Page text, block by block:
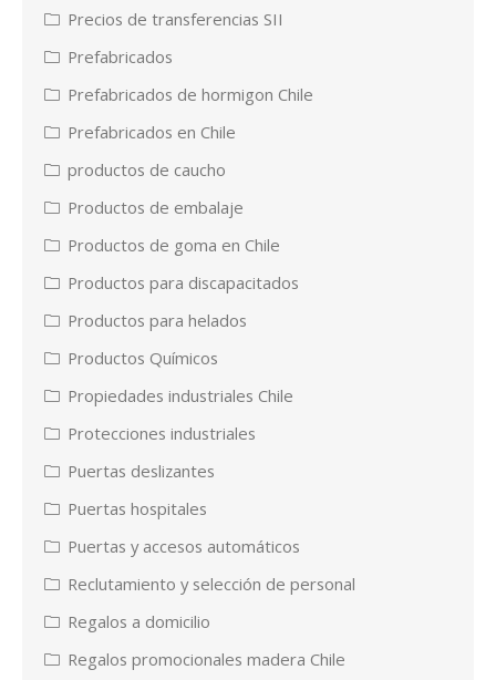
Precios de transferencias SII
Prefabricados
Prefabricados de hormigon Chile
Prefabricados en Chile
productos de caucho
Productos de embalaje
Productos de goma en Chile
Productos para discapacitados
Productos para helados
Productos Químicos
Propiedades industriales Chile
Protecciones industriales
Puertas deslizantes
Puertas hospitales
Puertas y accesos automáticos
Reclutamiento y selección de personal
Regalos a domicilio
Regalos promocionales madera Chile